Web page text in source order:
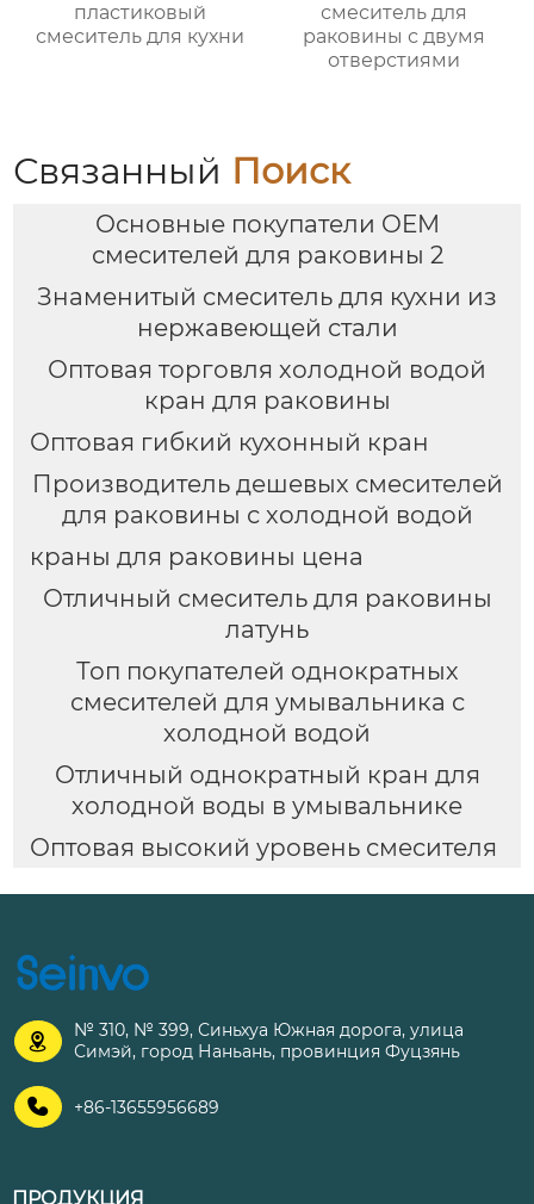
пластиковый
смеситель для кухни
смеситель для
раковины с двумя
отверстиями
Связанный Поиск
Основные покупатели OEM
смесителей для раковины 2
Знаменитый смеситель для кухни из
нержавеющей стали
Оптовая торговля холодной водой
кран для раковины
Оптовая гибкий кухонный кран
Производитель дешевых смесителей
для раковины с холодной водой
краны для раковины цена
Отличный смеситель для раковины
латунь
Топ покупателей однократных
смесителей для умывальника с
холодной водой
Отличный однократный кран для
холодной воды в умывальнике
Оптовая высокий уровень смесителя

№ 310, № 399, Синьхуа Южная дорога, улица
Симэй, город Наньань, провинция Фуцзянь
 +86-13655956689
ПРОДУКЦИЯ